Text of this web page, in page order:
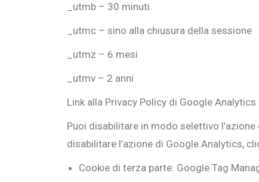
_utmb – 30 minuti
_utmc – sino alla chiusura della sessione
_utmz – 6 mesi
_utmv – 2 anni
Link alla Privacy Policy di Google Analytics
Puoi disabilitare in modo selettivo
disabilitare l’azione di Google Analytics,
Cookie di terza parte: Google Tag